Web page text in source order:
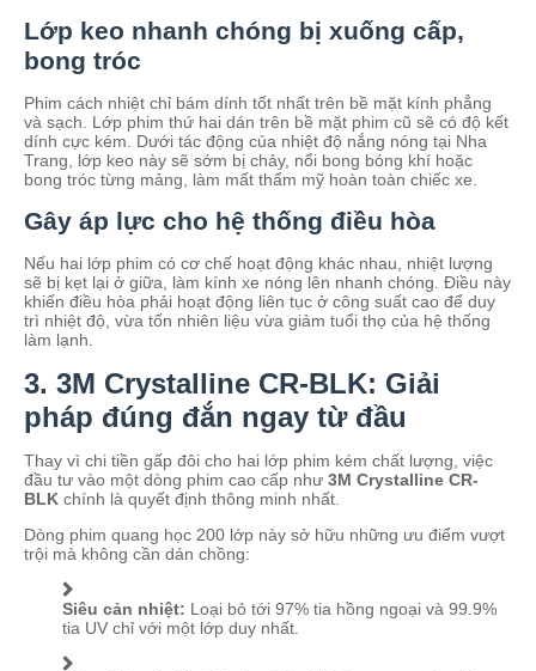
Lớp keo nhanh chóng bị xuống cấp,
bong tróc
Phim cách nhiệt chỉ bám dính tốt nhất trên bề mặt kính phẳng
và sạch. Lớp phim thứ hai dán trên bề mặt phim cũ sẽ có độ kết
dính cực kém. Dưới tác động của nhiệt độ nắng nóng tại Nha
Trang, lớp keo này sẽ sớm bị chảy, nổi bong bóng khí hoặc
bong tróc từng mảng, làm mất thẩm mỹ hoàn toàn chiếc xe.
Gây áp lực cho hệ thống điều hòa
Nếu hai lớp phim có cơ chế hoạt động khác nhau, nhiệt lượng
sẽ bị kẹt lại ở giữa, làm kính xe nóng lên nhanh chóng. Điều này
khiến điều hòa phải hoạt động liên tục ở công suất cao để duy
trì nhiệt độ, vừa tốn nhiên liệu vừa giảm tuổi thọ của hệ thống
làm lạnh.
3. 3M Crystalline CR-BLK: Giải
pháp đúng đắn ngay từ đầu
Thay vì chi tiền gấp đôi cho hai lớp phim kém chất lượng, việc
đầu tư vào một dòng phim cao cấp như 3M Crystalline CR-
BLK chính là quyết định thông minh nhất.
Dòng phim quang học 200 lớp này sở hữu những ưu điểm vượt
trội mà không cần dán chồng:
Siêu cản nhiệt: Loại bỏ tới 97% tia hồng ngoại và 99.9%
tia UV chỉ với một lớp duy nhất.